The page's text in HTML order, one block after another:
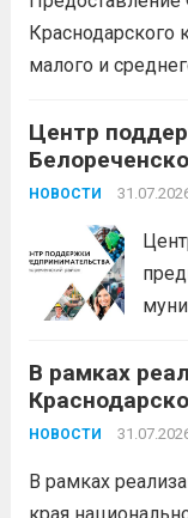
Краснодарского
малого и
5 млн. рублей
ставка 0,1- 8,15
льготного
Центр
НОВОСТИ
В рамках
проекта
НОВОСТИ
В рамках